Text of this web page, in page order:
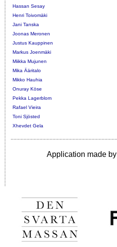
Hassan Sesay
Henri Toivomäki
Jani Tanska
Joonas Meronen
Justus Kauppinen
Markus Joenmäki
Miikka Mujunen
Mika Ääritalo
Mikko Hauhia
Onuray Köse
Pekka Lagerblom
Rafael Vieira
Toni Sjösted
Xhevdet Gela
Application made by